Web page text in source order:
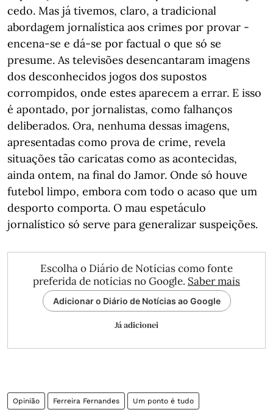
cedo. Mas já tivemos, claro, a tradicional
abordagem jornalística aos crimes por provar -
encena-se e dá-se por factual o que só se
presume. As televisões desencantaram imagens
dos desconhecidos jogos dos supostos
corrompidos, onde estes aparecem a errar. E isso
é apontado, por jornalistas, como falhanços
deliberados. Ora, nenhuma dessas imagens,
apresentadas como prova de crime, revela
situações tão caricatas como as acontecidas,
ainda ontem, na final do Jamor. Onde só houve
futebol limpo, embora com todo o acaso que um
desporto comporta. O mau espetáculo
jornalístico só serve para generalizar suspeições.
Escolha o Diário de Notícias como fonte
preferida de notícias no Google. Saber mais
Adicionar o Diário de Notícias ao Google
Já adicionei
Opinião Ferreira Fernandes Um ponto é tudo